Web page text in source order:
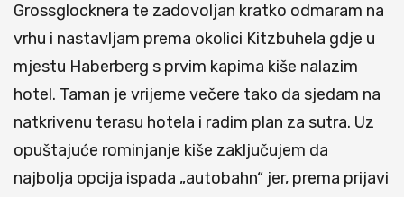
Grossglocknera te zadovoljan kratko odmaram na
vrhu i nastavljam prema okolici Kitzbuhela gdje u
mjestu Haberberg s prvim kapima kiše nalazim
hotel. Taman je vrijeme večere tako da sjedam na
natkrivenu terasu hotela i radim plan za sutra. Uz
opuštajuće rominjanje kiše zaključujem da
najbolja opcija ispada „autobahn“ jer, prema prijavi